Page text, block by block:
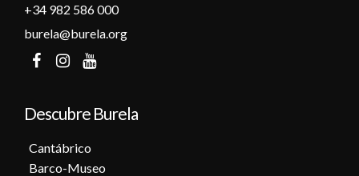
+34 982 586 000
burela@burela.org
Descubre Burela
Cantábrico
Barco-Museo